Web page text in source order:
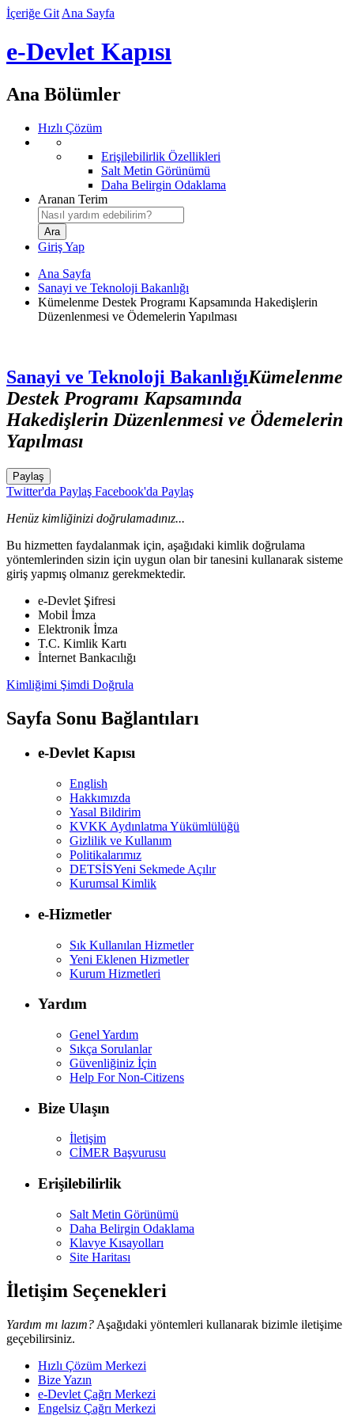
İçeriğe Git Ana Sayfa
e-Devlet Kapısı
Ana Bölümler
Hızlı Çözüm
Erişilebilirlik Özellikleri
Salt Metin Görünümü
Daha Belirgin Odaklama
Aranan Terim
Giriş Yap
Ana Sayfa
Sanayi ve Teknoloji Bakanlığı
Kümelenme Destek Programı Kapsamında Hakedişlerin
Düzenlenmesi ve Ödemelerin Yapılması
Sanayi ve Teknoloji BakanlığıKümelenme
Destek Programı Kapsamında
Hakedişlerin Düzenlenmesi ve Ödemelerin
Yapılması
Paylaş
Twitter'da Paylaş Facebook'da Paylaş
Henüz kimliğinizi doğrulamadınız...
Bu hizmetten faydalanmak için, aşağıdaki kimlik doğrulama
yöntemlerinden sizin için uygun olan bir tanesini kullanarak sisteme
giriş yapmış olmanız gerekmektedir.
e-Devlet Şifresi
Mobil İmza
Elektronik İmza
T.C. Kimlik Kartı
İnternet Bankacılığı
Kimliğimi Şimdi Doğrula
Sayfa Sonu Bağlantıları
e-Devlet Kapısı
English
Hakkımızda
Yasal Bildirim
KVKK Aydınlatma Yükümlülüğü
Gizlilik ve Kullanım
Politikalarımız
DETSİSYeni Sekmede Açılır
Kurumsal Kimlik
e-Hizmetler
Sık Kullanılan Hizmetler
Yeni Eklenen Hizmetler
Kurum Hizmetleri
Yardım
Genel Yardım
Sıkça Sorulanlar
Güvenliğiniz İçin
Help For Non-Citizens
Bize Ulaşın
İletişim
CİMER Başvurusu
Erişilebilirlik
Salt Metin Görünümü
Daha Belirgin Odaklama
Klavye Kısayolları
Site Haritası
İletişim Seçenekleri
Yardım mı lazım? Aşağıdaki yöntemleri kullanarak bizimle iletişime
geçebilirsiniz.
Hızlı Çözüm Merkezi
Bize Yazın
e-Devlet Çağrı Merkezi
Engelsiz Çağrı Merkezi